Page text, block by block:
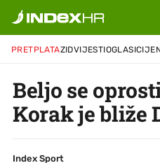
PRETPLATAZIDVIJESTIOGLASI
Beljo se
Korak je bliže
Index Sport